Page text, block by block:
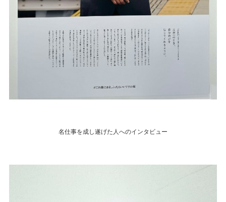
名仕事を成し遂げた人へのインタビュー